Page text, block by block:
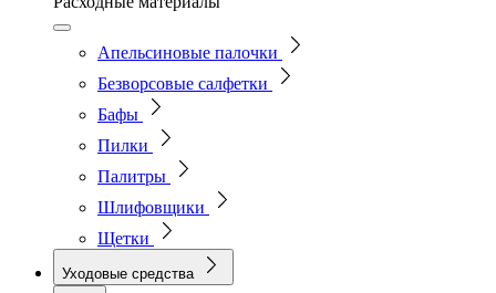
Апельсиновые палочки
Безворсовые салфетки
Бафы
Пилки
Палитры
Шлифовщики
Щетки
Уходовые средства